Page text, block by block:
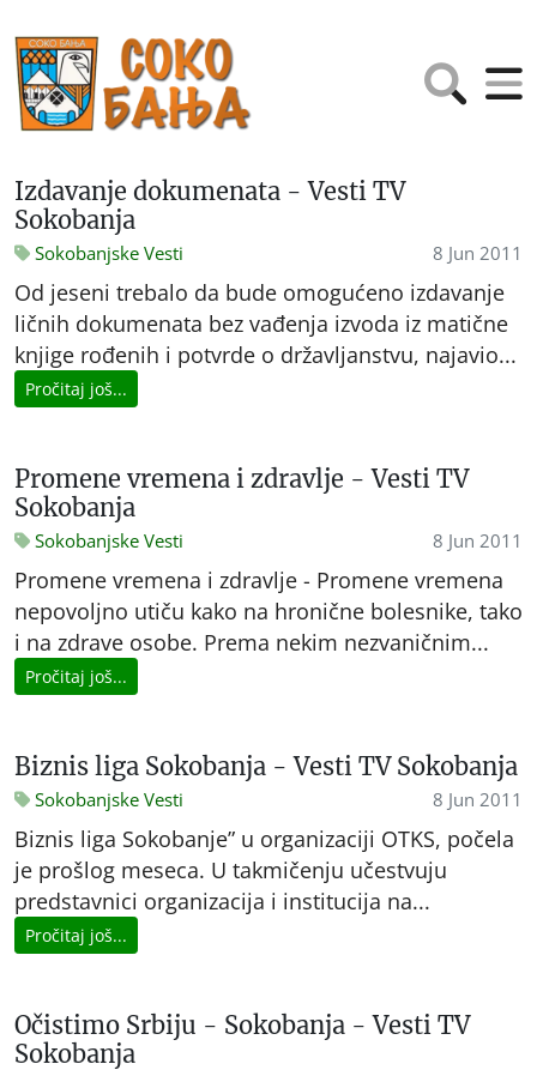
Izdavanje dokumenata - Vesti TV
Sokobanja
Sokobanjske Vesti 8 Jun 2011
Od jeseni trebalo da bude omogućeno izdavanje
ličnih dokumenata bez vađenja izvoda iz matične
knjige rođenih i potvrde o državljanstvu, najavio...
Pročitaj još...
Promene vremena i zdravlje - Vesti TV
Sokobanja
Sokobanjske Vesti 8 Jun 2011
Promene vremena i zdravlje - Promene vremena
nepovoljno utiču kako na hronične bolesnike, tako
i na zdrave osobe. Prema nekim nezvaničnim...
Pročitaj još...
Biznis liga Sokobanja - Vesti TV Sokobanja
Sokobanjske Vesti 8 Jun 2011
Biznis liga Sokobanje” u organizaciji OTKS, počela
je prošlog meseca. U takmičenju učestvuju
predstavnici organizacija i institucija na...
Pročitaj još...
Očistimo Srbiju - Sokobanja - Vesti TV
Sokobanja